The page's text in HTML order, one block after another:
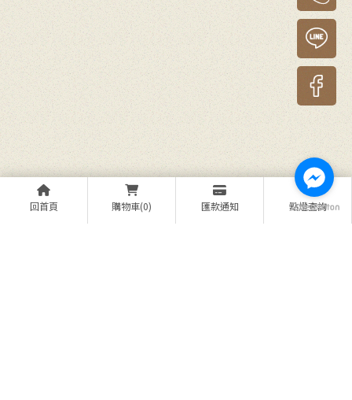
回首頁 購物車(0) 匯款通知 點燈查詢